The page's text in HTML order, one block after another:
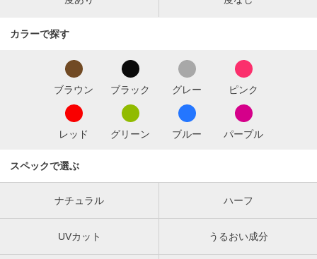
カラーで探す
ブラウン ブラック グレー ピンク
レッド グリーン ブルー パープル
スペックで選ぶ
ナチュラル ハーフ
UVカット うるおい成分